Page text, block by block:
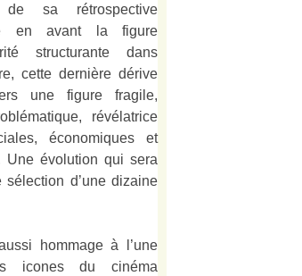
sa rétrospective
en avant la figure
structurante dans
cette dernière dérive
une figure fragile,
révélatrice
économiques et
Une évolution qui sera
sélection d’une dizaine
hommage à l’une
icones du cinéma